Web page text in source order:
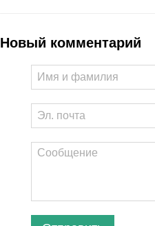
Новый комментарий